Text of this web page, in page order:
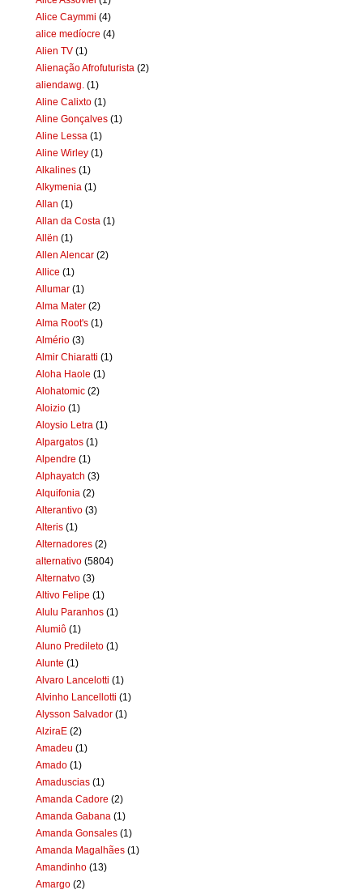
Alice Caymmi (4)
alice medíocre (4)
Alien TV (1)
Alienação Afrofuturista (2)
aliendawg. (1)
Aline Calixto (1)
Aline Gonçalves (1)
Aline Lessa (1)
Aline Wirley (1)
Alkalines (1)
Alkymenia (1)
Allan (1)
Allan da Costa (1)
Allën (1)
Allen Alencar (2)
Allice (1)
Allumar (1)
Alma Mater (2)
Alma Root's (1)
Almério (3)
Almir Chiaratti (1)
Aloha Haole (1)
Alohatomic (2)
Aloizio (1)
Aloysio Letra (1)
Alpargatos (1)
Alpendre (1)
Alphayatch (3)
Alquifonia (2)
Alterantivo (3)
Alteris (1)
Alternadores (2)
alternativo (5804)
Alternatvo (3)
Altivo Felipe (1)
Alulu Paranhos (1)
Alumiô (1)
Aluno Predileto (1)
Alunte (1)
Alvaro Lancelotti (1)
Alvinho Lancellotti (1)
Alysson Salvador (1)
AlziraE (2)
Amadeu (1)
Amado (1)
Amaduscias (1)
Amanda Cadore (2)
Amanda Gabana (1)
Amanda Gonsales (1)
Amanda Magalhães (1)
Amandinho (13)
Amargo (2)